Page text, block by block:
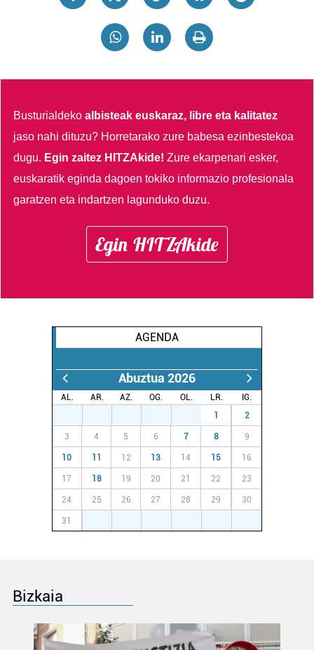
Busturialdekoalbisteak euskaraz, libre eta kalitatez
jaso nahi dituzu? Horretarako zure babesa ezinbestekoa
dugu. Egin zaitez HITZAkide!Zure ekarpenari esker,
euskaratik eginda dagoen tokiko informazio profesionala
garatzen eta indartzen lagunduko duzu.
Egin HITZAkide
AGENDA
Abuztua 2026
AL. AR. AZ. OG. OL. LR.
IG.
1 2
3 4 5 6 7 8 9
10 11 12 13 14 15 16
17 18 19 20 21 22 23
24 25 26 27 28 29 30
31
Bizkaia